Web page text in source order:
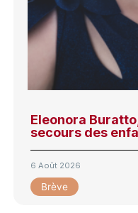
Eleonora
secours des
6 Août 2026
Brève